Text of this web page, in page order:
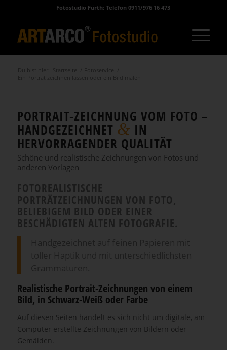
Fotostudio Fürth: Telefon 0911/976 16 473
Du bist hier: Startseite Fotoservice
Ein Porträt zeichnen lassen oder ein Bild malen
PORTRAIT-ZEICHNUNG VOM FOTO –
HANDGEZEICHNET & IN
HERVORRAGENDER QUALITÄT
Schöne und realistische Zeichnungen von Fotos und
anderen Vorlagen
FOTOREALISTISCHE
PORTRÄTZEICHNUNGEN VON FOTO,
BELIEBIGEM BILD ODER EINER
BESCHÄDIGTEN ALTEN FOTOGRAFIE.
Realistische Portrait-Zeichnungen von einem
Bild, in Schwarz-Weiß oder Farbe
Auf diesen Seiten handelt es sich nicht um digitale, am
Computer erstellte Zeichnungen von Bildern oder
Gemälden.